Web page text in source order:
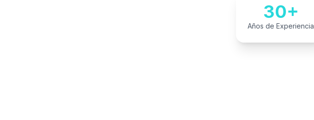
30+
Años de Experiencia